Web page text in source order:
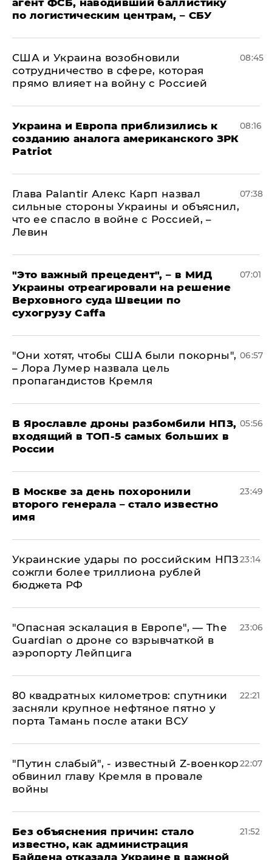
агент ФСБ, наводивший баллистику
по логистическим центрам, – СБУ
США и Украина возобновили
сотрудничество в сфере, которая
прямо влияет на войну с Россией
08:45
Украина и Европа приблизились к
созданию аналога американского ЗРК
Patriot
08:16
Глава Palantir Алекс Карп назвал
сильные стороны Украины и объяснил,
что ее спасло в войне с Россией, –
Левин
07:38
"Это важный прецедент", – в МИД
Украины отреагировали на решение
Верховного суда Швеции по
сухогрузу Caffa
07:01
"Они хотят, чтобы США были покорны",
– Лора Лумер назвала цель
пропагандистов Кремля
06:57
В Ярославле дроны разбомбили НПЗ,
входящий в ТОП-5 самых больших в
России
05:56
В Москве за день похоронили
второго генерала – стало известно
имя
23:49
Украинские удары по российским НПЗ
сожгли более триллиона рублей
бюджета РФ
23:14
"Опасная эскалация в Европе", — The
Guardian о дроне со взрывчаткой в
аэропорту Лейпцига
23:06
80 квадратных километров: спутники
засняли крупное нефтяное пятно у
порта Тамань после атаки ВСУ
22:21
​"Путин слабый", - известный Z-военкор
обвинил главу Кремля в провале
войны
22:07
Без объяснения причин: стало
известно, как администрация
Байдена отказала Украине в важной
21:52